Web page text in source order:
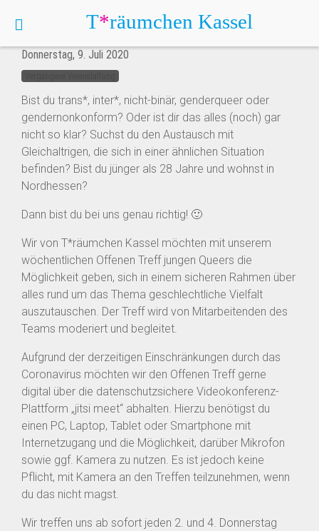
Offener Treff goes digital
Donnerstag, 9. Juli 2020
Bist du trans*, inter*, nicht-binär, genderqueer oder
gendernonkonform? Oder ist dir das alles (noch) gar
nicht so klar? Suchst du den Austausch mit
Gleichaltrigen, die sich in einer ähnlichen Situation
befinden? Bist du jünger als 28 Jahre und wohnst in
Nordhessen?
Dann bist du bei uns genau richtig! 🙂
Wir von T*räumchen Kassel möchten mit unserem
wöchentlichen Offenen Treff jungen Queers die
Möglichkeit geben, sich in einem sicheren Rahmen über
alles rund um das Thema geschlechtliche Vielfalt
auszutauschen. Der Treff wird von Mitarbeitenden des
Teams moderiert und begleitet.
Aufgrund der derzeitigen Einschränkungen durch das
Coronavirus möchten wir den Offenen Treff gerne
digital über die datenschutzsichere Videokonferenz-
Plattform „jitsi meet“ abhalten. Hierzu benötigst du
einen PC, Laptop, Tablet oder Smartphone mit
Internetzugang und die Möglichkeit, darüber Mikrofon
sowie ggf. Kamera zu nutzen. Es ist jedoch keine
Pflicht, mit Kamera an den Treffen teilzunehmen, wenn
du das nicht magst.
Wir treffen uns ab sofort jeden 2. und 4. Donnerstag
T*räumchen Kassel